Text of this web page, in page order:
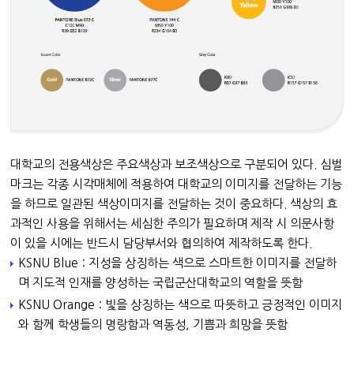
대학교의 전용색상은 주요색상과 보조색상으로 구분되어 있다. 심벌
마크는 각종 시각매체에 적용하여 대학교의 이미지를 전달하는 기능
을 하므로 일관된 색상이미지를 전달하는 것이 중요하다. 색상의 효
과적인 사용을 위해서는 세심한 주의가 필요하며 제작 시 의문사항
이 있을 시에는 반드시 담당부서와 협의하여 제작하도록 한다.
KSNU Blue : 지성을 상징하는 색으로 스마트한 이미지를 전달하
며 지도적 인재를 양성하는 국립군산대학교의 역할을 뜻함
KSNU Orange : 빛을 상징하는 색으로 따뜻하고 긍정적인 이미지
와 함께 학생들의 명랑함과 역동성, 기쁨과 희망을 뜻함